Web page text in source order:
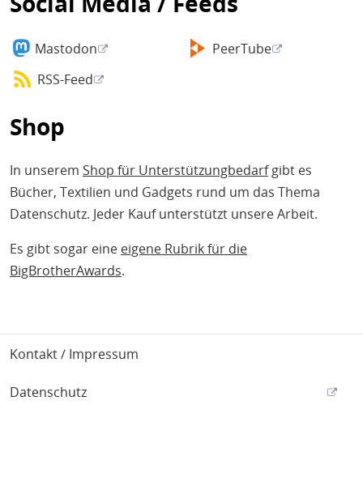
Mastodon
PeerTube
RSS-Feed
Shop
In unserem Shop für Unterstützungbedarfgibt es
Bücher, Textilien und Gadgets rund um das Thema
Datenschutz. Jeder Kauf unterstützt unsere Arbeit.
Es gibt sogar eine eigene Rubrik für die
BigBrotherAwards.
Footer
Kontakt / Impressum
Datenschutz